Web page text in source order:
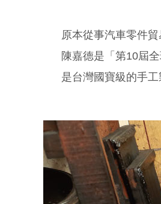
原本從事汽車零件
陳嘉德是「第10屆
是台灣國寶級的手工